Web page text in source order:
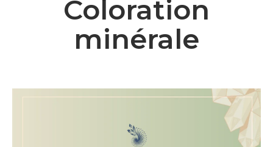
Coloration
minérale